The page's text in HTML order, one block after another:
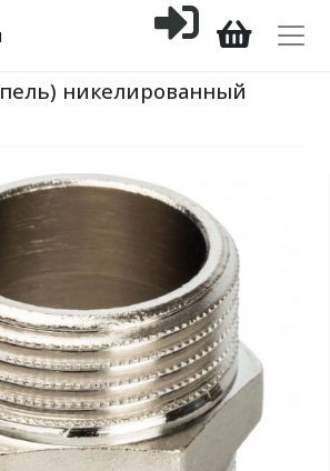
никелированный